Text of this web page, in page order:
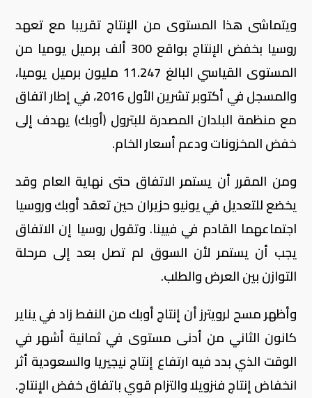
ويتماشى هذا المستوى من الإنتاج تقريبا مع تعهد
روسيا بخفض الإنتاج بواقع 300 ألف برميل يوميا من
المستوى القياسي البالغ 11.247 مليون برميل يوميا،
والمسجل في أكتوبر تشرين الأول 2016، في إطار اتفاق
مع منظمة البلدان المصدرة للبترول (أوبك) يهدف إلى
خفض المخزونات ودعم أسعار الخام.
ومن المقرر أن يستمر الاتفاق حتى نهاية العام وقد
يخضع للتعديل في يونيو حزيران حين تعقد أوبك وروسيا
اجتماعهما القادم في فيينا. وتقول روسيا إن الاتفاق
يجب أن يستمر لأن السوق لم تصل بعد إلى مرحلة
التوازن بين العرض والطلب.
وأظهر مسح لرويترز أن إنتاج أوبك من النفط زاد في يناير
كانون الثاني من أدنى مستوى في ثمانية أشهر في
الوقت الذي بدد فيه ارتفاع إنتاج نيجيريا والسعودية أثر
انخفاض إنتاج فنزويلا والتزام قوي باتفاق خفض الإنتاج.